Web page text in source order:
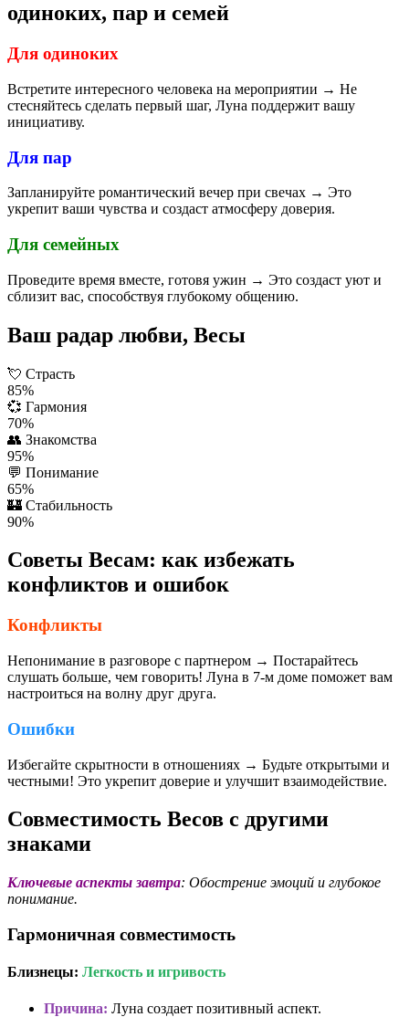
одиноких, пар и семей
Для одиноких
Встретите интересного человека на мероприятии → Не
стесняйтесь сделать первый шаг, Луна поддержит вашу
инициативу.
Для пар
Запланируйте романтический вечер при свечах → Это
укрепит ваши чувства и создаст атмосферу доверия.
Для семейных
Проведите время вместе, готовя ужин → Это создаст уют и
сблизит вас, способствуя глубокому общению.
Ваш радар любви, Весы
💘 Страсть
85%
💞 Гармония
70%
👥 Знакомства
95%
💬 Понимание
65%
🏰 Стабильность
90%
Советы Весам: как избежать
конфликтов и ошибок
Конфликты
Непонимание в разговоре с партнером → Постарайтесь
слушать больше, чем говорить! Луна в 7-м доме поможет вам
настроиться на волну друг друга.
Ошибки
Избегайте скрытности в отношениях → Будьте открытыми и
честными! Это укрепит доверие и улучшит взаимодействие.
Совместимость Весов с другими
знаками
Ключевые аспекты завтра: Обострение эмоций и глубокое
понимание.
Гармоничная совместимость
Близнецы: Легкость и игривость
Причина: Луна создает позитивный аспект.